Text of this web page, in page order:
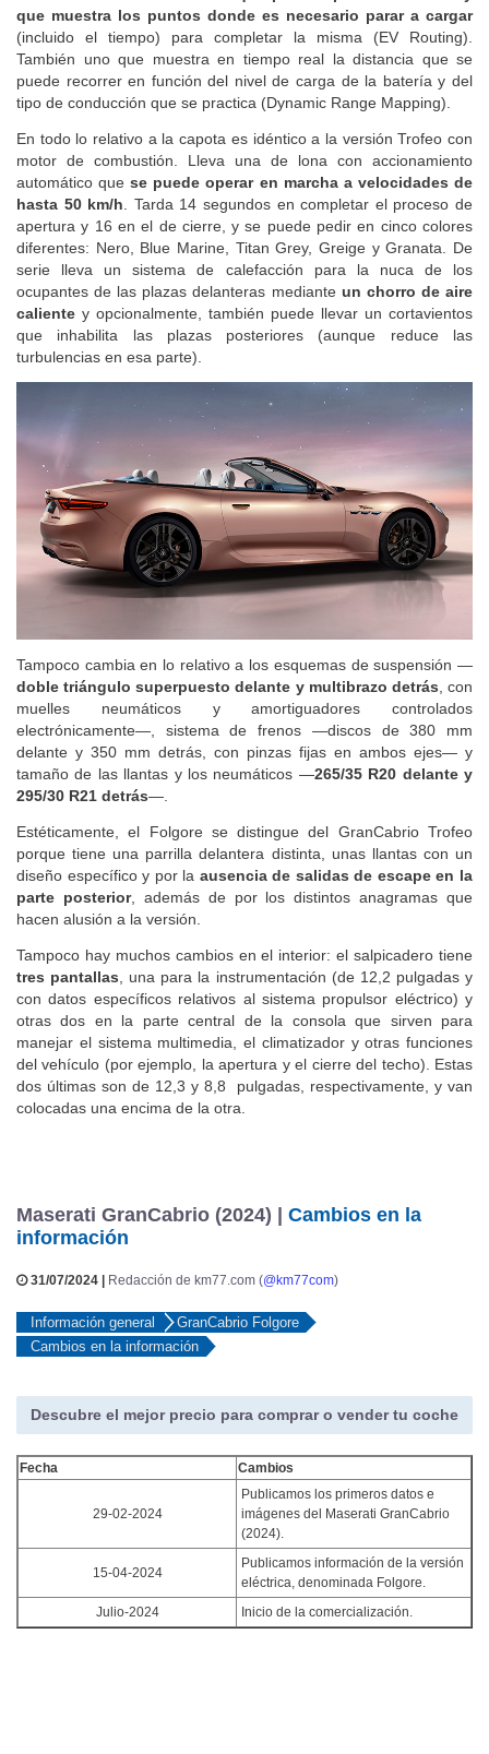
que muestra los puntos donde es necesario parar a cargar
(incluido el tiempo) para completar la misma (EV Routing).
También uno que muestra en tiempo real la distancia que se
puede recorrer en función del nivel de carga de la batería y del
tipo de conducción que se practica (Dynamic Range Mapping).
En todo lo relativo a la capota es idéntico a la versión Trofeo con
motor de combustión. Lleva una de lona con accionamiento
automático quese puede operar en marcha a velocidades de
hasta 50 km/h. Tarda 14 segundos en completar el proceso de
apertura y 16 en el de cierre, y se puede pedir en cinco colores
diferentes: Nero, Blue Marine, Titan Grey, Greige y Granata. De
serie lleva un sistema de calefacción para la nuca de los
ocupantes de las plazas delanteras mediante un chorro de aire
caliente y opcionalmente, también puede llevar un cortavientos
que inhabilita las plazas posteriores (aunque reduce las
turbulencias en esa parte).
Tampoco cambia en lo relativo a los esquemas de suspensión —
doble triángulo superpuesto delante y multibrazo detrás , con
muelles neumáticos y amortiguadores controlados
electrónicamente—, sistema de frenos —discos de 380 mm
delante y 350 mm detrás, con pinzas fijas en ambos ejes— y
tamaño de las llantas y los neumáticos —265/35 R20 delante y
295/30 R21 detrás—.
Estéticamente, el Folgore se distingue del GranCabrio Trofeo
porque tiene una parrilla delantera distinta, unas llantas con un
diseño específico y por la ausencia de salidas de escape en la
parte posterior, además de por los distintos anagramas que
hacen alusión a la versión.
Tampoco hay muchos cambios en el interior: el salpicadero tiene
tres pantallas , una para la instrumentación (de 12,2 pulgadas y
con datos específicos relativos al sistema propulsor eléctrico) y
otras dos en la parte central de la consola que sirven para
manejar el sistema multimedia, el climatizador y otras funciones
del vehículo (por ejemplo, la apertura y el cierre del techo). Estas
dos últimas son de 12,3 y 8,8 pulgadas, respectivamente, y van
colocadas una encima de la otra.
Maserati GranCabrio (2024) | Cambios en la
información
31/07/2024 | Redacción de km77.com (@km77com)
Información general
GranCabrio Folgore
Cambios en la información
Descubre el mejor precio para comprar o vender tu coche
Fecha Cambios
29-02-2024
Publicamos los primeros datos e
imágenes del Maserati GranCabrio
(2024).
15-04-2024
Publicamos información de la versión
eléctrica, denominada Folgore.
Julio-2024
Inicio de la comercialización.